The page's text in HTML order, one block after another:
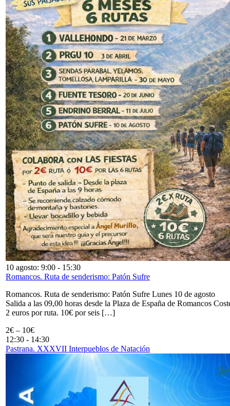
10 agosto: 9:00 - 15:30
Romancos. Ruta de senderismo: Patón Sufre
Romancos. Ruta de senderismo: Patón Sufre Lunes 10 de agosto
Salida a las 09,00 horas desde la Plaza de España de Romancos
2 euros por ruta. 10€ por seis […]
2€ – 10€
12:30 - 14:30
Pastrana. XXXVII Interpueblos de Natación